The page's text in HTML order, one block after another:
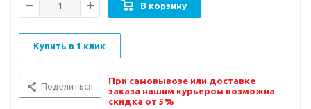
В корзину
Купить в 1 клик
Поделиться
При самовывозе или доставке
заказа нашим курьером возможна
скидка от 5%